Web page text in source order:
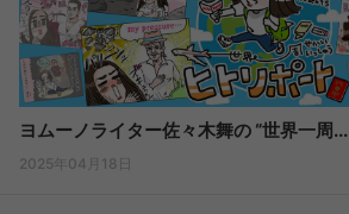
ヨムーノライター佐々木舞の “世界一周...
2025年04月18日